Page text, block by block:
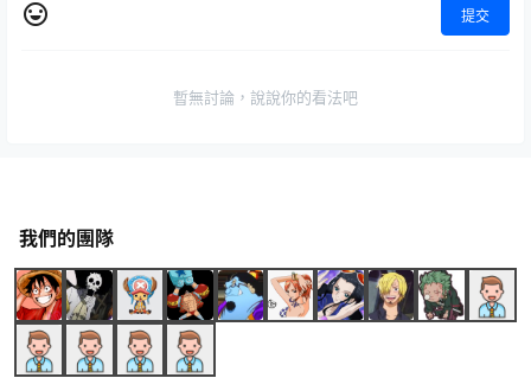
提交
暫無討論，說說你的看法吧
我們的團隊